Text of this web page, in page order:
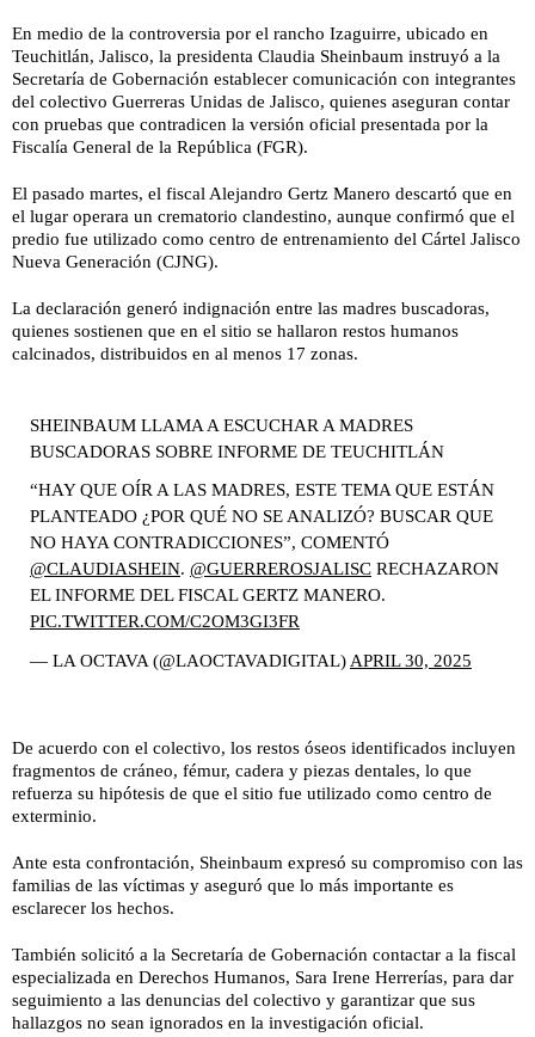
En medio de la controversia por el rancho Izaguirre, ubicado en
Teuchitlán, Jalisco, la presidenta Claudia Sheinbaum instruyó a la
Secretaría de Gobernación establecer comunicación con integrantes
del colectivo Guerreras Unidas de Jalisco, quienes aseguran contar
con pruebas que contradicen la versión oficial presentada por la
Fiscalía General de la República (FGR).
El pasado martes, el fiscal Alejandro Gertz Manero descartó que en
el lugar operara un crematorio clandestino, aunque confirmó que el
predio fue utilizado como centro de entrenamiento del Cártel Jalisco
Nueva Generación (CJNG).
La declaración generó indignación entre las madres buscadoras,
quienes sostienen que en el sitio se hallaron restos humanos
calcinados, distribuidos en al menos 17 zonas.
SHEINBAUM LLAMA A ESCUCHAR A MADRES
BUSCADORAS SOBRE INFORME DE TEUCHITLÁN
“HAY QUE OÍR A LAS MADRES, ESTE TEMA QUE ESTÁN
PLANTEADO ¿POR QUÉ NO SE ANALIZÓ? BUSCAR QUE
NO HAYA CONTRADICCIONES”, COMENTÓ
@CLAUDIASHEIN. @GUERREROSJALISC RECHAZARON
EL INFORME DEL FISCAL GERTZ MANERO.
PIC.TWITTER.COM/C2OM3GI3FR
— LA OCTAVA (@LAOCTAVADIGITAL) APRIL 30, 2025
De acuerdo con el colectivo, los restos óseos identificados incluyen
fragmentos de cráneo, fémur, cadera y piezas dentales, lo que
refuerza su hipótesis de que el sitio fue utilizado como centro de
exterminio.
Ante esta confrontación, Sheinbaum expresó su compromiso con las
familias de las víctimas y aseguró que lo más importante es
esclarecer los hechos.
También solicitó a la Secretaría de Gobernación contactar a la fiscal
especializada en Derechos Humanos, Sara Irene Herrerías, para dar
seguimiento a las denuncias del colectivo y garantizar que sus
hallazgos no sean ignorados en la investigación oficial.